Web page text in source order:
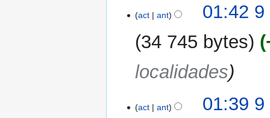
act ant
01:42
34 745 bytes
localidades
act ant
01:39